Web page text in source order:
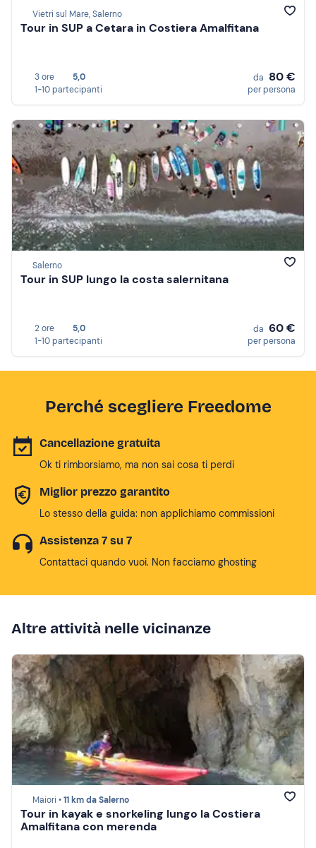
Vietri sul Mare, Salerno
Tour in SUP a Cetara in Costiera Amalfitana
3 ore
5,0
1-10 partecipanti
da 80 €
per persona
Salerno
Tour in SUP lungo la costa salernitana
2 ore
5,0
1-10 partecipanti
da 60 €
per persona
Perché scegliere Freedome
Cancellazione gratuita
Ok ti rimborsiamo, ma non sai cosa ti perdi
Miglior prezzo garantito
Lo stesso della guida: non applichiamo commissioni
Assistenza 7 su 7
Contattaci quando vuoi. Non facciamo ghosting
Altre attività nelle vicinanze
Maiori •11 km da Salerno
Tour in kayak e snorkeling lungo la Costiera
Amalfitana con merenda